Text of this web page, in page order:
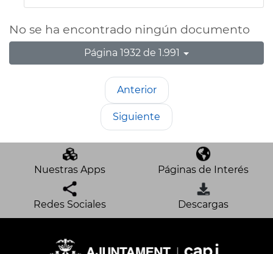
No se ha encontrado ningún documento
Página 1932 de 1.991
Anterior
Siguiente
Nuestras Apps Páginas de Interés
Redes Sociales Descargas